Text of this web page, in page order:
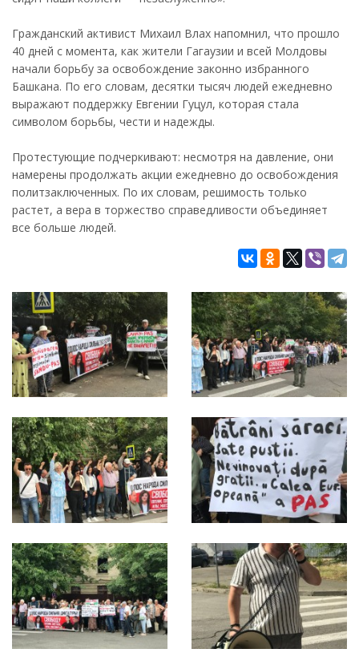
Гражданский активист Михаил Влах напомнил, что прошло
40 дней с момента, как жители Гагаузии и всей Молдовы
начали борьбу за освобождение законно избранного
Башкана. По его словам, десятки тысяч людей ежедневно
выражают поддержку Евгении Гуцул, которая стала
символом борьбы, чести и надежды.
Протестующие подчеркивают: несмотря на давление, они
намерены продолжать акции ежедневно до освобождения
политзаключенных. По их словам, решимость только
растет, а вера в торжество справедливости объединяет
все больше людей.